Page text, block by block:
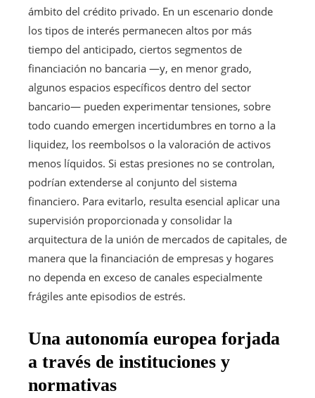
ámbito del crédito privado. En un escenario donde
los tipos de interés permanecen altos por más
tiempo del anticipado, ciertos segmentos de
financiación no bancaria —y, en menor grado,
algunos espacios específicos dentro del sector
bancario— pueden experimentar tensiones, sobre
todo cuando emergen incertidumbres en torno a la
liquidez, los reembolsos o la valoración de activos
menos líquidos. Si estas presiones no se controlan,
podrían extenderse al conjunto del sistema
financiero. Para evitarlo, resulta esencial aplicar una
supervisión proporcionada y consolidar la
arquitectura de la unión de mercados de capitales, de
manera que la financiación de empresas y hogares
no dependa en exceso de canales especialmente
frágiles ante episodios de estrés.
Una autonomía europea forjada
a través de instituciones y
normativas